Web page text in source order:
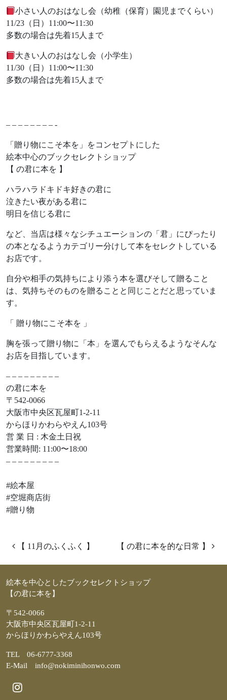
小さい人のおはなし会（幼稚（保育）園児までくらい）
11/23（日）11:00〜11:30
多数の場合は先着15人まで
大きい人のおはなし会（小学生）
11/30（日）11:00〜11:30
多数の場合は先着15人まで
– – – – – – – – -
「贈り物にこそ本を」をコンセプトにした
絵本中心のブックセレクトショップ
【 の君に本を 】
ハラハラドキドキ好きの君に
泣きたい夜がある君に
明日を信じる君に
など、当店は様々なシチュエーションの「君」にぴったり
の本となるようカテゴリー分けして本をセレクトしている
お店です。
自分や相手の気持ちにより添う本を選びそして贈ること
は、気持ちそのものを贈ることと同じことだと思っていま
す。
「 贈り物にこそ本を 」
胸を張って贈り物に「本」を選んでもらえるようなそんな
お店を目指しています。
– – – – – – – – –
の君に本を
〒542-0066
大阪市中央区瓦屋町1-2-11
からほりかわらやえん103号
営 業 日 : 木金土日祝
営業時間: 11:00〜18:00
– – – – – – – – –
#絵本屋
#空堀商店街
#贈り物
投稿ナビゲーション
【 11月のふくふく 】 【 の君に本を的な日常 】
絵本を中心としたブックセレクトショップ
【の君に本を】
〒542-0066
大阪市中央区瓦屋町1-2-11
からほりかわらやえん103号
TEL 06-6777-3368
E-Mail info@nokiminihonwo.com